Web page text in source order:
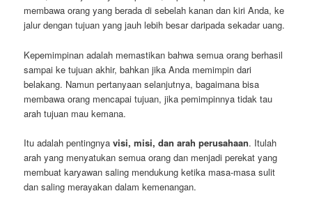
membawa orang yang berada di sebelah kanan dan kiri Anda, ke
jalur dengan tujuan yang jauh lebih besar daripada sekadar uang.
Kepemimpinan adalah memastikan bahwa semua orang berhasil
sampai ke tujuan akhir, bahkan jika Anda memimpin dari
belakang. Namun pertanyaan selanjutnya, bagaimana bisa
membawa orang mencapai tujuan, jika pemimpinnya tidak tau
arah tujuan mau kemana.
Itu adalah pentingnyavisi, misi, dan arah perusahaan. Itulah
arah yang menyatukan semua orang dan menjadi perekat yang
membuat karyawan saling mendukung ketika masa-masa sulit
dan saling merayakan dalam kemenangan.